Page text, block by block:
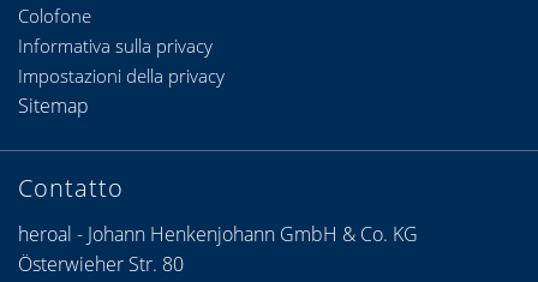
Contatto
heroal - Johann Henkenjohann GmbH & Co. KG
Österwieher Str. 80
Colofone
Informativa sulla privacy
Impostazioni della privacy
Sitemap